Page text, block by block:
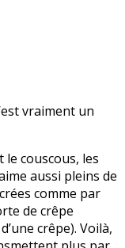
vraiment un
couscous, les
aussi pleins de
comme par
de crêpe
crêpe). Voilà,